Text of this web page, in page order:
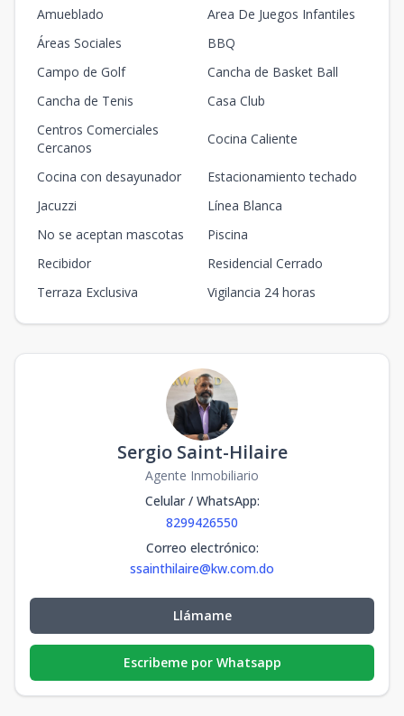
Amueblado
Area De Juegos Infantiles
Áreas Sociales
BBQ
Campo de Golf
Cancha de Basket Ball
Cancha de Tenis
Casa Club
Centros Comerciales
Cercanos
Cocina Caliente
Cocina con desayunador
Estacionamiento techado
Jacuzzi
Línea Blanca
No se aceptan mascotas
Piscina
Recibidor
Residencial Cerrado
Terraza Exclusiva
Vigilancia 24 horas
Sergio Saint-Hilaire
Agente Inmobiliario
Celular / WhatsApp:
8299426550
Correo electrónico:
ssainthilaire@kw.com.do
Llámame
Escribeme por Whatsapp